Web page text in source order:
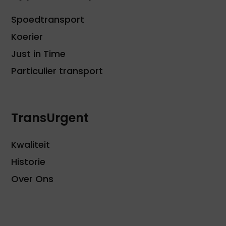
Spoedtransport
Koerier
Just in Time
Particulier transport
TransUrgent
Kwaliteit
Historie
Over Ons